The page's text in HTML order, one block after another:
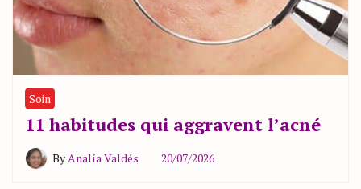
Soin
11 habitudes qui aggravent l’acné
ByAnalía Valdés 20/07/2026